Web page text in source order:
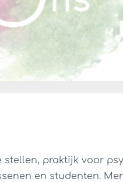
stellen, praktijk voor
en studenten.